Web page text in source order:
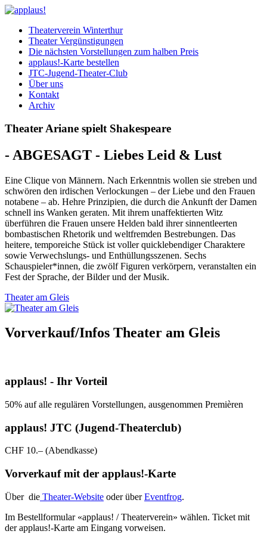
Theaterverein Winterthur
Theater Vergünstigungen
Die nächsten Vorstellungen zum halben Preis
applaus!-Karte bestellen
JTC-Jugend-Theater-Club
Über uns
Kontakt
Archiv
Theater Ariane spielt Shakespeare
- ABGESAGT - Liebes Leid & Lust
Eine Clique von Männern. Nach Erkenntnis wollen sie streben und
schwören den irdischen Verlockungen – der Liebe und den Frauen
notabene – ab. Hehre Prinzipien, die durch die Ankunft der Damen
schnell ins Wanken geraten. Mit ihrem unaffektierten Witz
überführen die Frauen unsere Helden bald ihrer sinnentleerten
bombastischen Rhetorik und weltfremden Bestrebungen. Das
heitere, temporeiche Stück ist voller quicklebendiger Charaktere
sowie Verwechslungs- und Enthüllungsszenen. Sechs
Schauspieler*innen, die zwölf Figuren verkörpern, veranstalten ein
Fest der Sprache, der Bilder und der Musik.
Theater am Gleis
Vorverkauf/Infos Theater am Gleis
applaus! - Ihr Vorteil
50% auf alle regulären Vorstellungen, ausgenommen Premièren
applaus! JTC (Jugend-Theaterclub)
CHF 10.– (Abendkasse)
Vorverkauf mit der applaus!-Karte
Über die Theater-Website oder überEventfrog.
Im Bestellformular «applaus! / Theaterverein» wählen. Ticket mit
der applaus!-Karte am Eingang vorweisen.